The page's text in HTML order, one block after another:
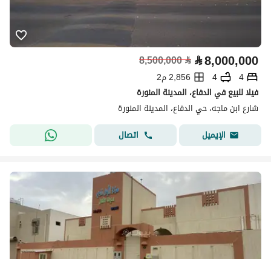
⃁8,000,000
⃁
8,500,000
4
4
2,856 م2
فيلا للبيع في الدفاع، المدينة المنورة
شارع ابن ماجه، حي الدفاع، المدينة المنورة
الإيميل
اتصال